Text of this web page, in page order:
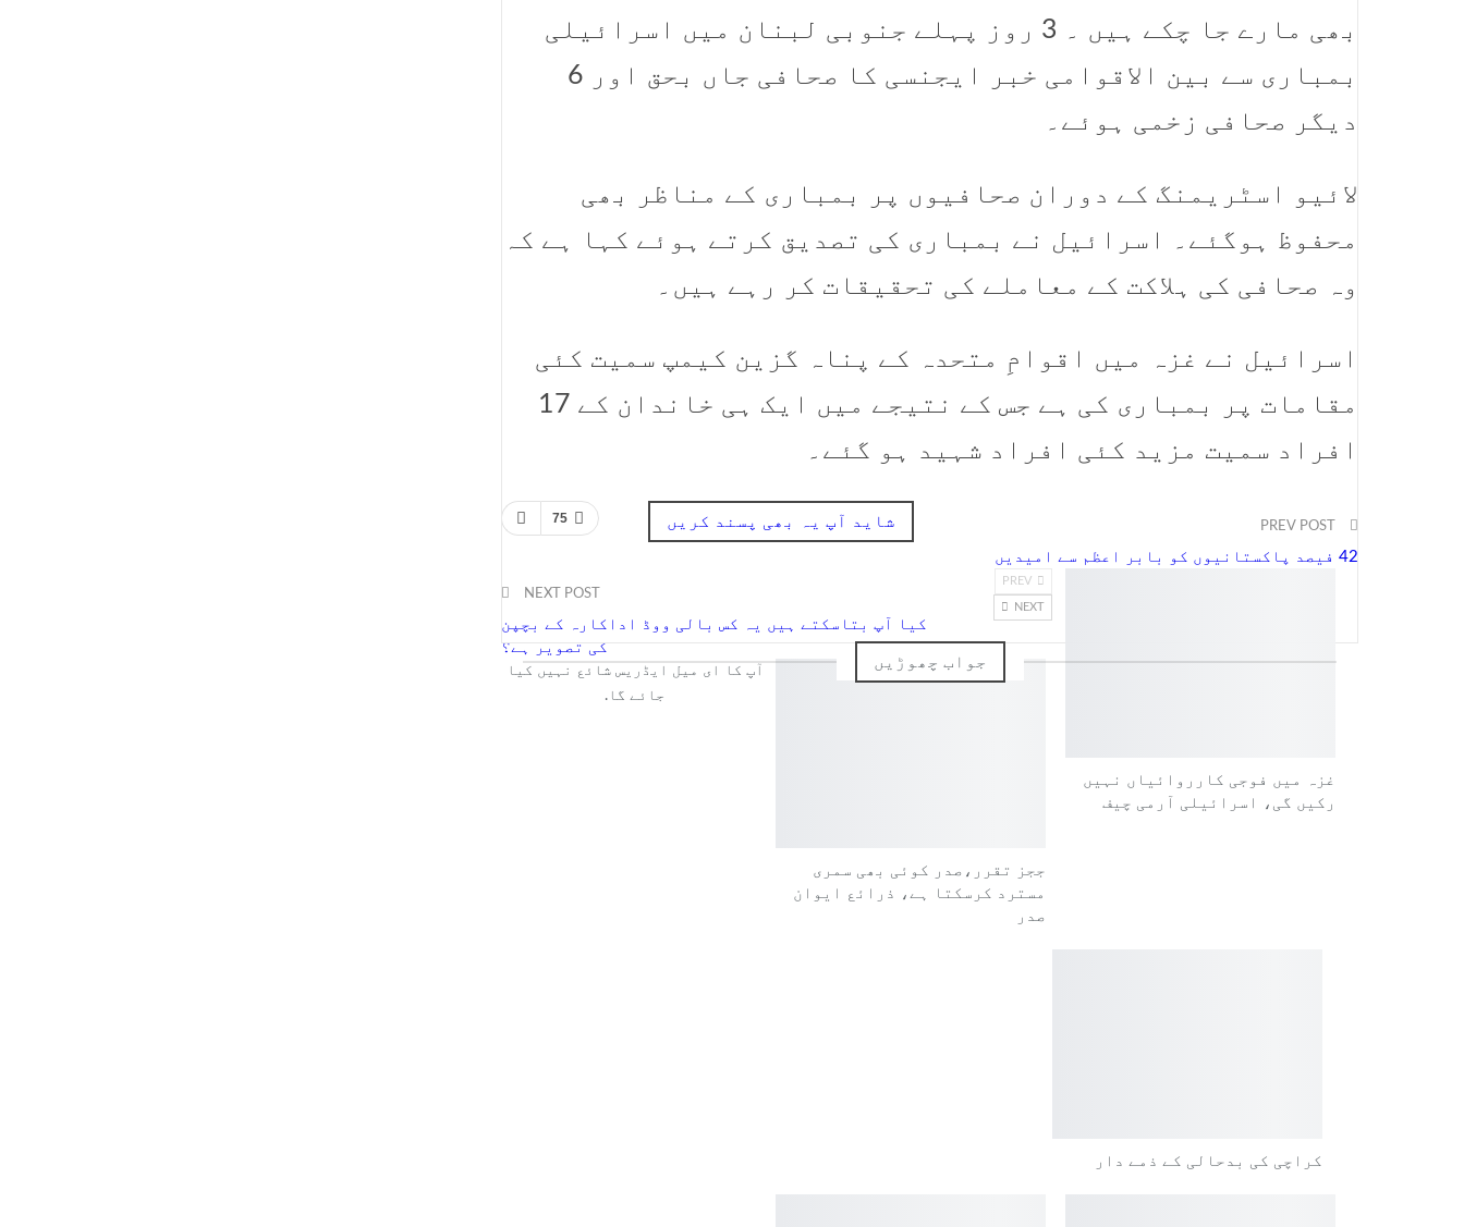
بھی مارے جا چکے ہیں ۔ 3 روز پہلے جنوبی لبنان میں اسرائیلی
بمباری سے بین الاقوامی خبر ایجنسی کا صحافی جاں بحق اور 6
دیگر صحافی زخمی ہوئے۔
لائیو اسٹریمنگ کے دوران صحافیوں پر بمباری کے مناظر بھی
محفوظ ہوگئے۔ اسرائیل نے بمباری کی تصدیق کرتے ہوئے کہا ہے کہ
وہ صحافی کی ہلاکت کے معاملے کی تحقیقات کر رہے ہیں۔
اسرائیل نے غزہ میں اقوامِ متحدہ کے پناہ گزین کیمپ سمیت کئی
مقامات پر بمباری کی ہے جس کے نتیجے میں ایک ہی خاندان کے 17
افراد سمیت مزید کئی افراد شہید ہو گئے۔
75
42 فیصد پاکستانیوں کو بابر اعظم سے امیدیں
NEXT POST
کیا آپ بتاسکتے ہیں یہ کس بالی ووڈ اداکارہ کے بچپن
کی تصویر ہے؟
شاید آپ یہ بھی پسند کریں
غزہ میں فوجی کارروائیاں نہیں
رکیں گی، اسرائیلی آرمی چیف
ججز تقرر،صدر کوئی بھی سمری
مسترد کرسکتا ہے، ذرائع ایوان
صدر
کراچی کی بدحالی کے ذمے دار
PREV
NEXT
جواب چھوڑیں
آپ کا ای میل ایڈریس شائع نہیں کیا
جائے گا.